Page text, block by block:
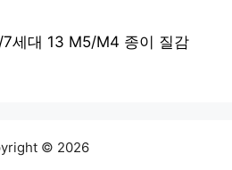
세대 13 M5/M4 종이 질감
© 2026